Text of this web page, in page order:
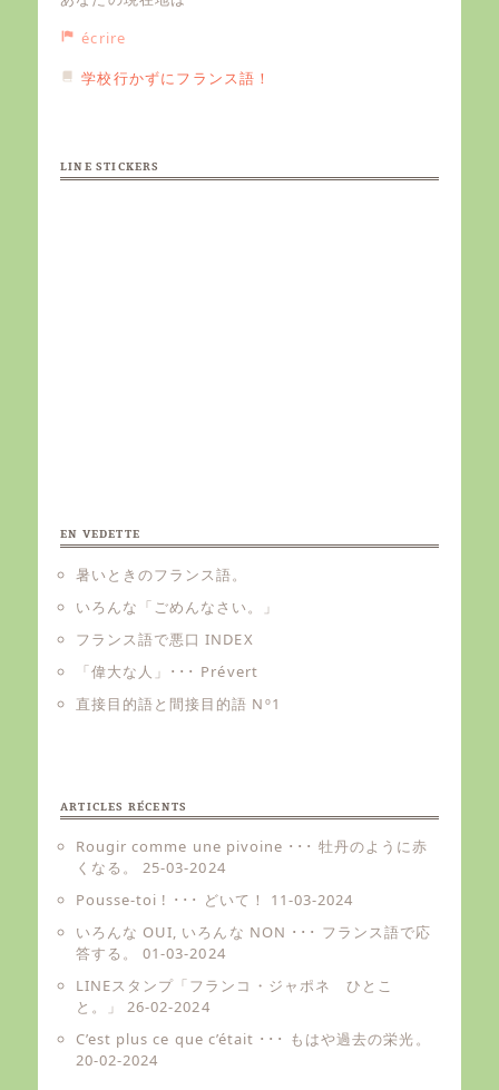
écrire
学校行かずにフランス語！
LINE STICKERS
EN VEDETTE
暑いときのフランス語。
いろんな「ごめんなさい。」
フランス語で悪口 INDEX
「偉大な人」･･･ Prévert
直接目的語と間接目的語 Nº1
ARTICLES RÉCENTS
Rougir comme une pivoine ･･･ 牡丹のように赤
くなる。
25-03-2024
Pousse-toi ! ･･･ どいて！
11-03-2024
いろんな OUI, いろんな NON ･･･ フランス語で応
答する。
01-03-2024
LINEスタンプ「フランコ・ジャポネ ひとこ
と。」
26-02-2024
C’est plus ce que c’était ･･･ もはや過去の栄光。
20-02-2024